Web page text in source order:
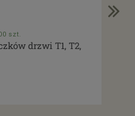
szt.
drzwi T1, T2,